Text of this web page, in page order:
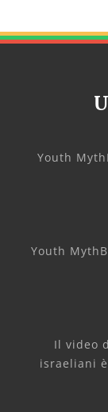
Youth
Youth
Il video
israeliani è